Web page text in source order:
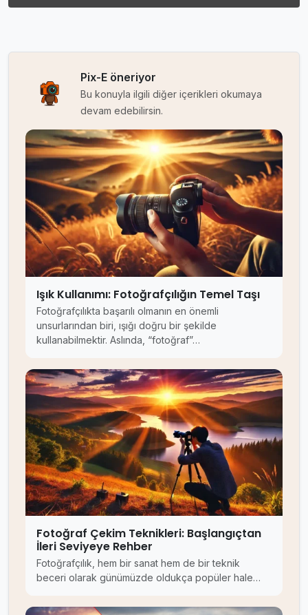
Pix-E öneriyor
Bu konuyla ilgili diğer içerikleri okumaya
devam edebilirsin.
Işık Kullanımı: Fotoğrafçılığın Temel Taşı
Fotoğrafçılıkta başarılı olmanın en önemli
unsurlarından biri, ışığı doğru bir şekilde
kullanabilmektir. Aslında, “fotoğraf”…
Fotoğraf Çekim Teknikleri: Başlangıçtan
İleri Seviyeye Rehber
Fotoğrafçılık, hem bir sanat hem de bir teknik
beceri olarak günümüzde oldukça popüler hale…